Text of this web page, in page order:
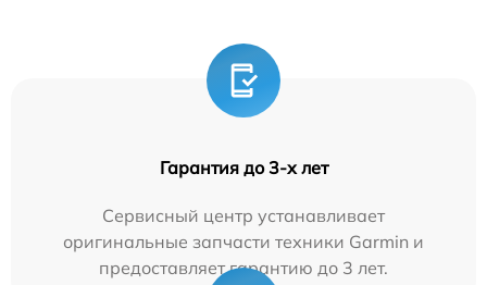
Гарантия до 3-х лет
Сервисный центр устанавливает
оригинальные запчасти техники Garmin и
предоставляет гарантию до 3 лет.